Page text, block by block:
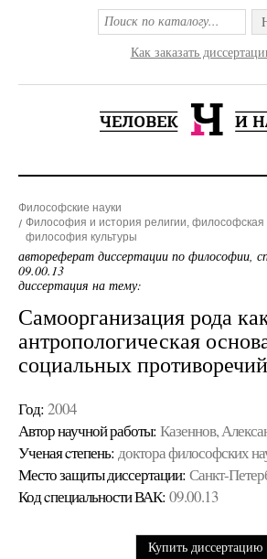
Как заказать
Философские науки
Философия и история религии, философская
философия культуры
автореферат диссертации по философии,
09.00.13
диссертация на тему:
Самоорганизация рода
антропологическая
социальных противоречий
Год: 2004
Автор научной работы: Казеннов,
Ученая cтепень: доктора философских
Место защиты диссертации: Санкт-
Код cпециальности ВАК: 09.00.13
Купить диссертацию